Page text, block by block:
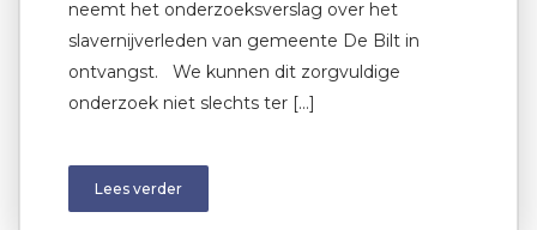
neemt het onderzoeksverslag over het
slavernijverleden van gemeente De Bilt in
ontvangst. We kunnen dit zorgvuldige
onderzoek niet slechts ter […]
Lees verder